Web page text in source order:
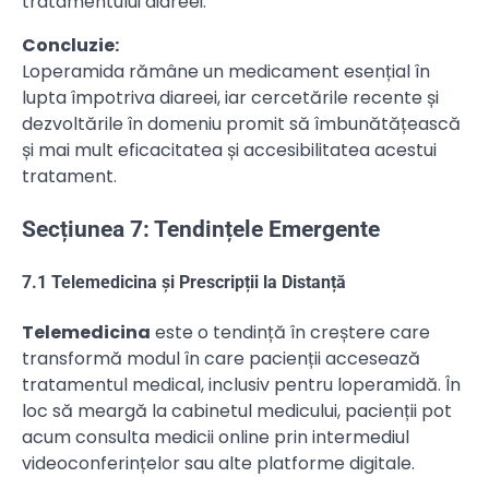
Concluzie:
Loperamida rămâne un medicament esențial în
lupta împotriva diareei, iar cercetările recente și
dezvoltările în domeniu promit să îmbunătățească
și mai mult eficacitatea și accesibilitatea acestui
tratament.
Secțiunea 7: Tendințele Emergente
7.1 Telemedicina și Prescripții la Distanță
Telemedicina este o tendință în creștere care
transformă modul în care pacienții accesează
tratamentul medical, inclusiv pentru loperamidă. În
loc să meargă la cabinetul medicului, pacienții pot
acum consulta medicii online prin intermediul
videoconferințelor sau alte platforme digitale.